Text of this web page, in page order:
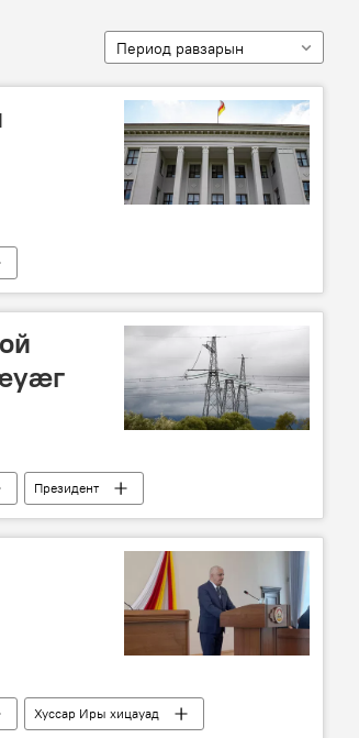
Период равзарын
Президент
Хуссар Иры хицауад